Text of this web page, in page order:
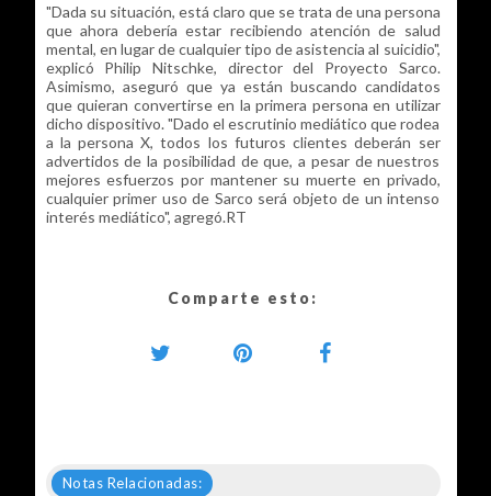
"Dada su situación, está claro que se trata de una persona
que ahora debería estar recibiendo atención de salud
mental, en lugar de cualquier tipo de asistencia al suicidio",
explicó Philip Nitschke, director del Proyecto Sarco.
Asimismo, aseguró que ya están buscando candidatos
que quieran convertirse en la primera persona en utilizar
dicho dispositivo. "Dado el escrutinio mediático que rodea
a la persona X, todos los futuros clientes deberán ser
advertidos de la posibilidad de que, a pesar de nuestros
mejores esfuerzos por mantener su muerte en privado,
cualquier primer uso de Sarco será objeto de un intenso
interés mediático", agregó.RT
Comparte esto:
Notas Relacionadas: